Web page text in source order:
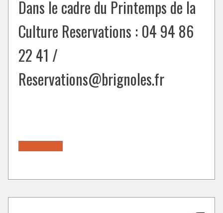
Dans le cadre du Printemps de la
Culture Reservations : 04 94 86
22 41 /
Reservations@brignoles.fr